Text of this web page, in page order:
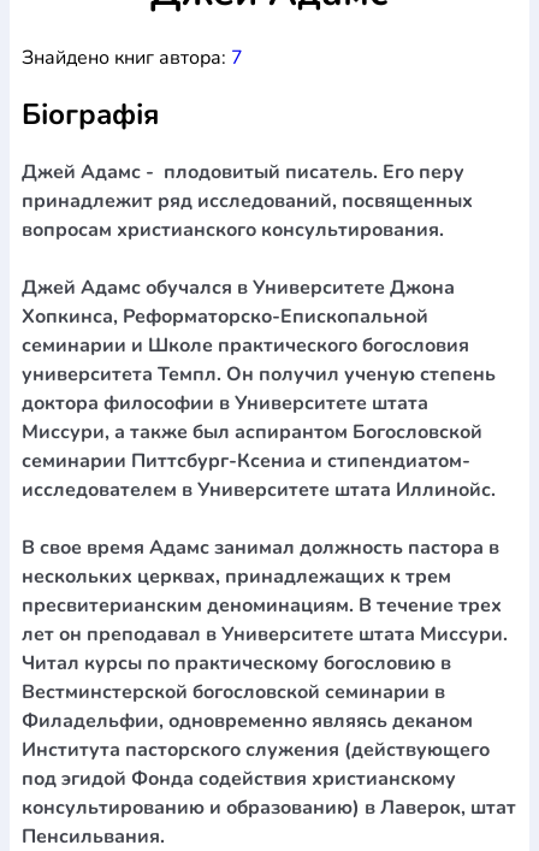
Шлюб і сім`я Юдаїзм
ПеріодикаАудіо Ручки кулькові
БлокнотиЩоденники / щотижневики
Навчальні мапи Шкіряні виробиМагніти Металеві
вироби Міні-лампи НаклейкиНастільні ігриПакети
подарунковіПлакатиПластмасові виробиХустки
Зошити Фотокартини Чохли на Библії
Головні убори
Календарі
Канцелярскі товари
Комп`ютерні ігри
ЛистівкиСувенирна продукція ГодинникиПазли
Книга в комплекті
За додатковою інформацією дзвоніть за номером:
(097) 880-6379
Ми у Facebook
Знайдено книг автора: 7
Біографія
Джей Адамс - плодовитый писатель. Его перу
принадлежит ряд исследований, посвященных
вопросам христианского консультирования.
Джей Адамс обучался в Университете Джона
Хопкинса, Реформаторско-Епископальной
семинарии и Школе практического богословия
университета Темпл. Он получил ученую степень
доктора философии в Университете штата
Миссури, а также был аспирантом Богословской
семинарии Питтсбург-Ксениа и стипендиатом-
исследователем в Университете штата Иллинойс.
В свое время Адамс занимал должность пастора в
нескольких церквах, принадлежащих к трем
пресвитерианским деноминациям. В течение трех
лет он преподавал в Университете штата Миссури.
Читал курсы по практическому богословию в
Вестминстерской богословской семинарии в
Филадельфии, одновременно являясь деканом
Института пасторского служения (действующего
под эгидой Фонда содействия христианскому
консультированию и образованию) в Лаверок, штат
Пенсильвания.